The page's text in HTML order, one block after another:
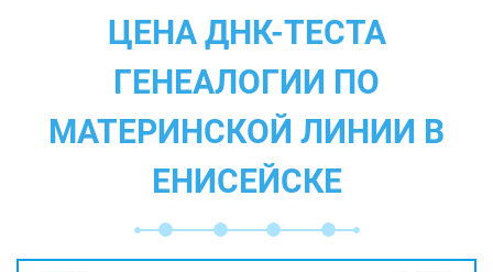
ЦЕНА ДНК-ТЕСТА
ГЕНЕАЛОГИИ ПО
МАТЕРИНСКОЙ ЛИНИИ В
ЕНИСЕЙСКЕ